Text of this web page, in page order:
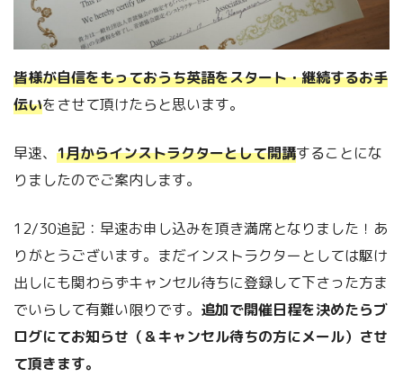
皆様が自信をもっておうち英語をスタート・継続するお手
伝いをさせて頂けたらと思います。
早速、 1月からインストラクターとして開講することにな
りましたのでご案内します。
12/30追記：早速お申し込みを頂き満席となりました！あ
りがとうございます。まだインストラクターとしては駆け
出しにも関わらずキャンセル待ちに登録して下さった方ま
でいらして有難い限りです。 追加で開催日程を決めたらブ
ログにてお知らせ（＆キャンセル待ちの方にメール）させ
て頂きます。